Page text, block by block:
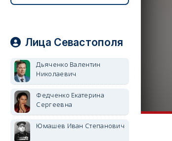
Лица Севастополя
Дьяченко Валентин
Николаевич
Федченко Екатерина
Сергеевна
Юмашев Иван Степанович